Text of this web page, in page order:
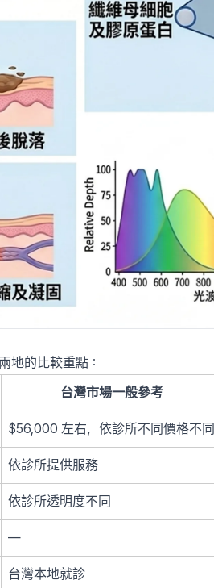
地的比較重點：
台灣市場一般參考
$56,000 左右，依診所不同價格不同
依診所提供服務
依診所透明度不同
—
台灣本地就診